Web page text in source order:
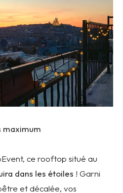
maximum
ce rooftop situé au
dans les étoiles ! Garni
et décalée, vos